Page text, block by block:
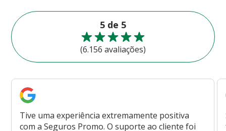
5 de 5
(6.156 avaliações)
Tive uma experiência extremamente positiva
com a Seguros Promo. O suporte ao cliente foi